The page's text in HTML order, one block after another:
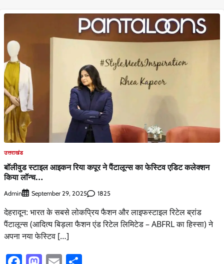
उत्तराखंड
बॉलीवुड स्टाइल आइकन रिया कपूर ने पैंटालून्‍स का फेस्टिव एडिट कलेक्शन
किया लॉन्च…
Admin September 29, 2025 1825
देहरादून: भारत के सबसे लोकप्रिय फैशन और लाइफस्टाइल रिटेल ब्रांड
पैंटालून्‍स (आदित्य बिड़ला फैशन एंड रिटेल लिमिटेड – ABFRL का हिस्सा) ने
अपना नया फेस्टिव […]